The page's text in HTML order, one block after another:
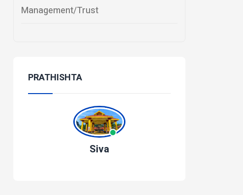
Management/Trust
PRATHISHTA
Siva